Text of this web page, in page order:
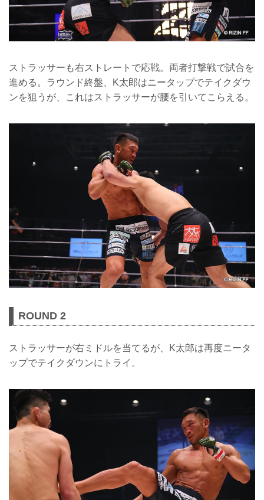
ストラッサーも右ストレートで応戦。両者打撃戦で試合を
進める。ラウンド終盤、K太郎はニータップでテイクダウ
ンを狙うが、これはストラッサーが腰を引いてこらえる。
ROUND 2
ストラッサーが右ミドルを当てるが、K太郎は再度ニータ
ップでテイクダウンにトライ。